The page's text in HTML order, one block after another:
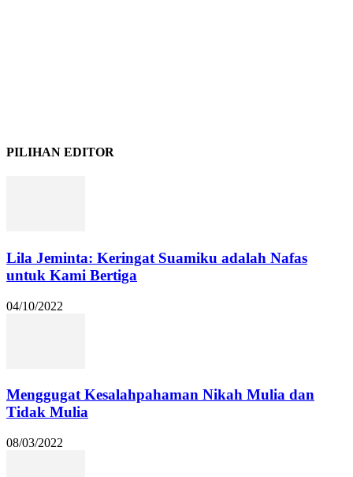
PILIHAN EDITOR
Lila Jeminta: Keringat Suamiku adalah Nafas
untuk Kami Bertiga
04/10/2022
Menggugat Kesalahpahaman Nikah Mulia dan
Tidak Mulia
08/03/2022